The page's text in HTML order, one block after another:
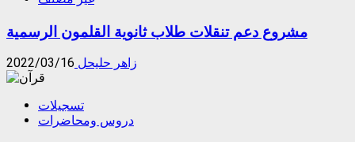
مشروع دعم تنقلات طلاب ثانوية القلمون الرسمية
زاهر حليحل 2022/03/16
تسجيلات
دروس ومحاضرات